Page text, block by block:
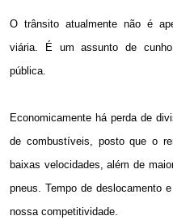
O trânsito atualmente não é
viária. É um assunto de
pública.
Economicamente há perda de
de combustíveis, posto que o
baixas velocidades, além de
pneus. Tempo de deslocamento
nossa competitividade.